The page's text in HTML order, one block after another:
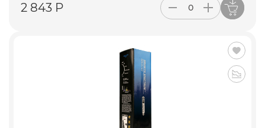
2 843 Р